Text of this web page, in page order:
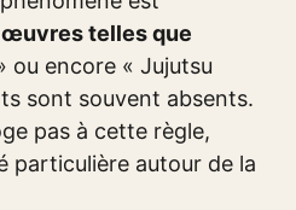
telles que
ou encore « Jujutsu
sont souvent absents.
pas à cette règle,
particulière autour de la